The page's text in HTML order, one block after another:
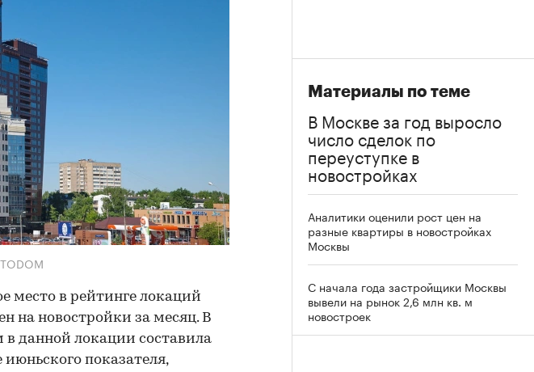
место в рейтинге локаций
на новостройки за месяц. В
в данной локации составила
июньского показателя,
Материалы по теме
В Москве за год выросло
число сделок по
переуступке в
новостройках
Аналитики оценили рост цен на
разные квартиры в новостройках
Москвы
С начала года застройщики Москвы
вывели на рынок 2,6 млн кв. м
новостроек